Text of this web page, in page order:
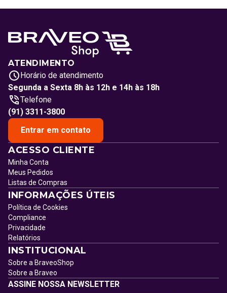
ATENDIMENTO
Horário de atendimento
Segunda a Sexta 8h às 12h e 14h às 18h
Telefone
(91) 3311-3800
Entrar em contato
ACESSO CLIENTE
Minha Conta
Meus Pedidos
Listas de Compras
INFORMAÇÕES ÚTEIS
Política de Cookies
Compliance
Privacidade
Relatórios
INSTITUCIONAL
Sobre a BraveoShop
Sobre a Braveo
ASSINE NOSSA NEWSLETTER